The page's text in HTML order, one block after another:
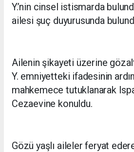
Y.’nin cinsel istismarda
ailesi şuç duyurusunda
Ailenin şikayeti üzerine
Y. emniyetteki ifadesinin
mahkemece tutuklanarak
Cezaevine konuldu.
Gözü yaşlı aileler feryat